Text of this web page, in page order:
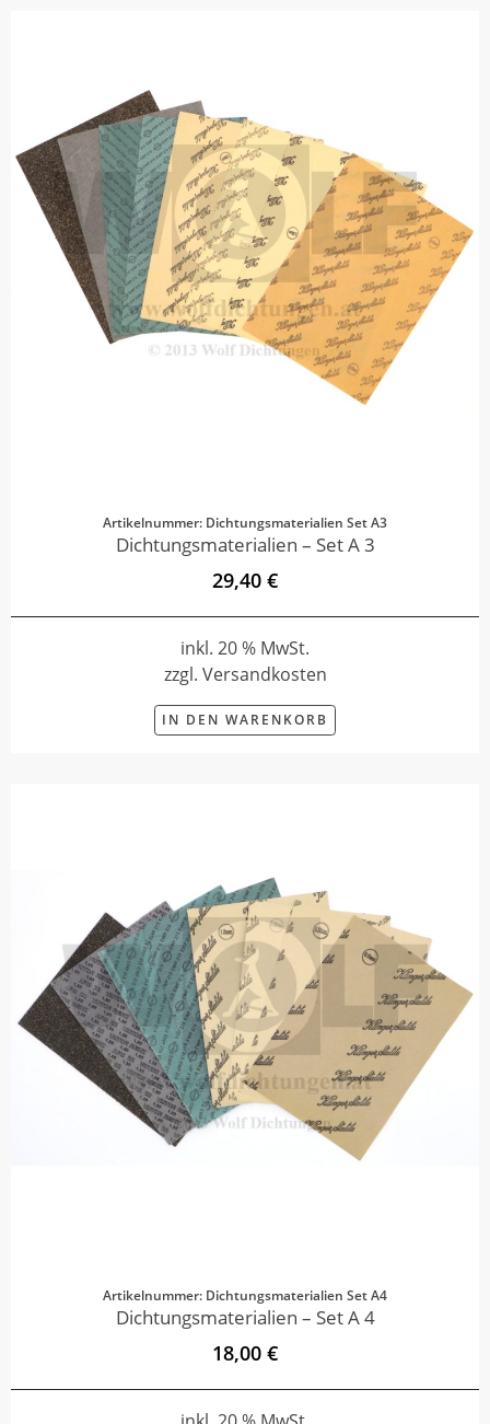
Artikelnummer: Dichtungsmaterialien Set A3
Dichtungsmaterialien – Set A 3
29,40 €
inkl. 20 % MwSt.
zzgl. Versandkosten
IN DEN WARENKORB
Artikelnummer: Dichtungsmaterialien Set A4
Dichtungsmaterialien – Set A 4
18,00 €